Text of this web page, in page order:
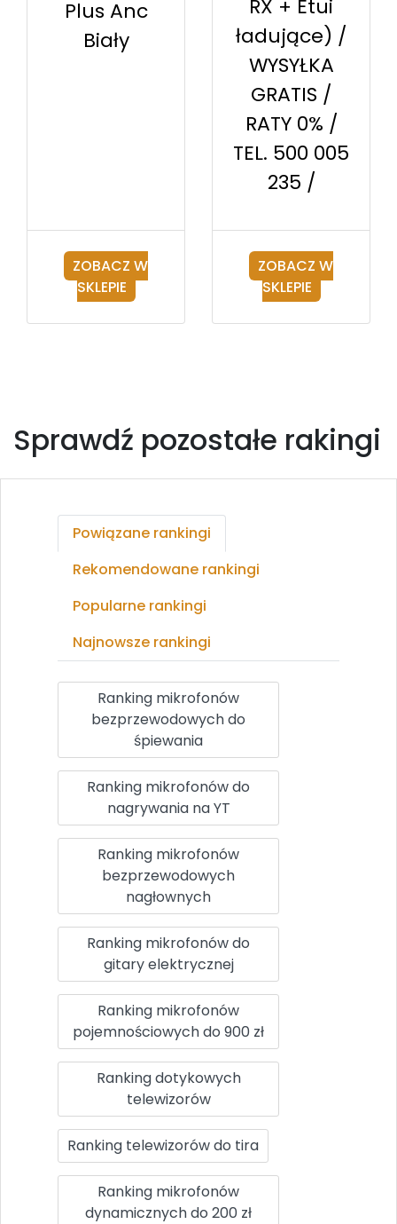
Plus Anc
Biały
ZOBACZ W
SKLEPIE
RX + Etui
ładujące) /
WYSYŁKA
GRATIS /
RATY 0% /
TEL. 500 005
235 /
ZOBACZ W
SKLEPIE
Sprawdź pozostałe rakingi
Powiązane rankingi
Rekomendowane rankingi
Popularne rankingi
Najnowsze rankingi
Ranking mikrofonów
bezprzewodowych do
śpiewania
Ranking mikrofonów do
nagrywania na YT
Ranking mikrofonów
bezprzewodowych
nagłownych
Ranking mikrofonów do
gitary elektrycznej
Ranking mikrofonów
pojemnościowych do 900 zł
Ranking dotykowych
telewizorów
Ranking telewizorów do tira
Ranking mikrofonów
dynamicznych do 200 zł